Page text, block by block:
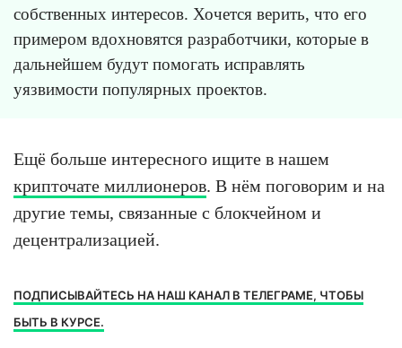
собственных интересов. Хочется верить, что его
примером вдохновятся разработчики, которые в
дальнейшем будут помогать исправлять
уязвимости популярных проектов.
Ещё больше интересного ищите в нашем
крипточате миллионеров. В нём поговорим и на
другие темы, связанные с блокчейном и
децентрализацией.
ПОДПИСЫВАЙТЕСЬ НА НАШ КАНАЛ В ТЕЛЕГРАМЕ, ЧТОБЫ
БЫТЬ В КУРСЕ.